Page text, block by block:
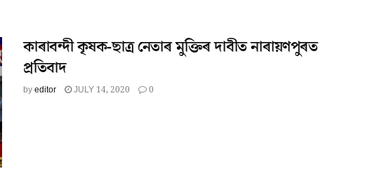
কাৰাবন্দী কৃষক-ছাত্ৰ নেতাৰ মুক্তিৰ দাবীত নাৰায়ণপুৰত
প্ৰতিবাদ
byeditor JULY 14, 2020 0